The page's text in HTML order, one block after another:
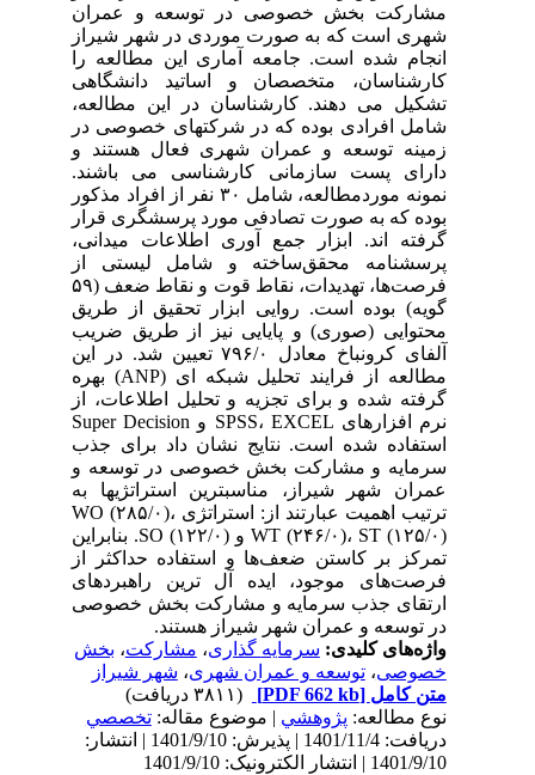
مشارکت بخش خصوصی در توسعه و عمران
شهری است که به صورت موردی در شهر شیراز
انجام شده است. جامعه آماری این مطالعه را
کارشناسان، متخصصان و اساتید دانشگاهی
تشکیل می دهند. کارشناسان در این مطالعه،
شامل افرادی بوده که در شرکت‎های خصوصی در
زمینه توسعه و عمران شهری فعال هستند و
دارای پست سازمانی کارشناسی می باشند.
نمونه موردمطالعه، شامل ۳۰ نفر از افراد مذکور
بوده که به صورت تصادفی مورد پرسشگری قرار
گرفته اند. ابزار جمع آوری اطلاعات میدانی،
پرسشنامه محقق‌ساخته و شامل لیستی از
فرصت‌ها، تهدیدات، نقاط قوت و نقاط ضعف (۵۹
گویه) بوده است. روایی ابزار تحقیق از طریق
محتوایی (صوری) و پایایی نیز از طریق ضریب
آلفای کرونباخ معادل ۷۹۶/۰ تعیین شد. در این
مطالعه از فرایند تحلیل شبکه ای (ANP) بهره
گرفته شده و برای تجزیه و تحلیل اطلاعات، از
نرم افزارهای SPSS، EXCEL و Super Decision
استفاده شده است. نتایج نشان داد برای جذب
سرمایه و مشارکت بخش خصوصی در توسعه و
عمران شهر شیراز، مناسب‎‎ترین استراتژی‎ها به
ترتیب اهمیت عبارتند از: استراتژی WO (۲۸۵/۰)،
WT (۲۴۶/۰)، ST (۱۲۵/۰) و SO (۱۲۲/۰). بنابراین
تمرکز بر کاستن ضعف‌ها و استفاده حداکثر از
فرصت‌های موجود، ایده آل ترین راهبردهای
ارتقای جذب سرمایه و مشارکت بخش خصوصی
در توسعه و عمران شهر شیراز هستند.
واژه‌های کلیدی:سرمایه‎ گذاری ،مشارکت،بخش
خصوصی،توسعه و عمران شهری،شهر شیراز
متن کامل[PDF 662 kb]
نوع مطالعه:پژوهشي| موضوع مقاله:تخصصي
دریافت: 1401/11/4 | پذیرش: 1401/9/10 | انتشار:
1401/9/10 | انتشار الکترونیک: 1401/9/10